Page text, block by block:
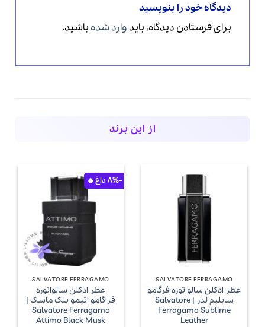
دیدگاه خود را بنویسید
برای فرستادن دیدگاه، باید وارد شده باشید.
از این برند
SALVATORE FERRAGAMO
عطر ادکلن سالواتوره فرگامو
سابلیم لدر | Salvatore
Ferragamo Sublime
Leather
-8%
SALVATORE FERRAGAMO
عطر ادکلن سالواتوره
فراگامو اتیمو بلک ماسک |
Salvatore Ferragamo
Attimo Black Musk